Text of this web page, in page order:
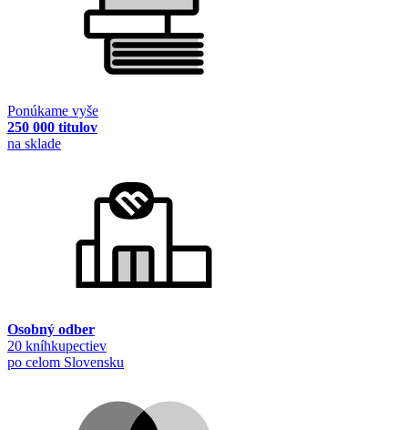
Ponúkame vyše
250 000 titulov
na sklade
Osobný odber
20 kníhkupectiev
po celom Slovensku